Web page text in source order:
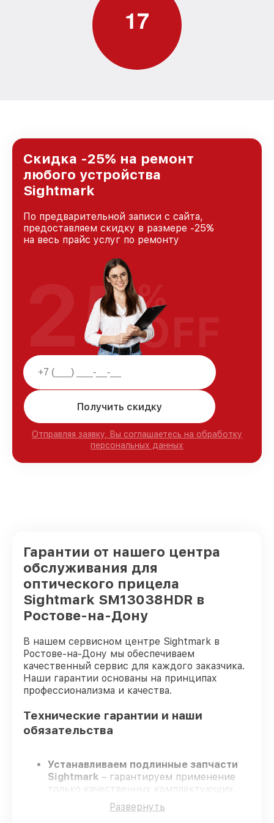
17
Скидка -25% на ремонт
любого устройства
Sightmark
По предварительной записи с сайта,
предоставляем скидку в размере -25%
на весь прайс услуг по ремонту
Получить скидку
Отправляя заявку, Вы соглашаетесь на обработку
персональных данных
25%
OFF
Гарантии от нашего центра
обслуживания для
оптического прицела
Sightmark SM13038HDR в
Ростове-на-Дону
В нашем сервисном центре Sightmark в
Ростове-на-Дону мы обеспечиваем
качественный сервис для каждого заказчика.
Наши гарантии основаны на принципах
профессионализма и качества.
Технические гарантии и наши
обязательства
Устанавливаем подлинные запчасти
Sightmark – гарантируем применение
только качественных комплектующих.
Квалифицированные мастера
проходят жёсткий контроль знаний и
Развернуть